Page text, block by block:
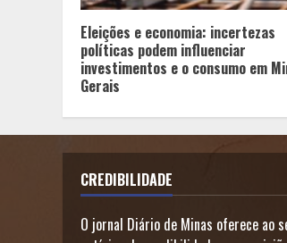
Eleições e economia: incertezas
políticas podem influenciar
investimentos e o consumo em
Gerais
CREDIBILIDADE
O jornal Diário de Minas oferece ao